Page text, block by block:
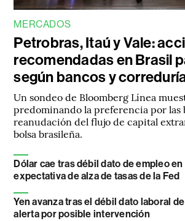
MERCADOS
Petrobras, Itaú y Vale:
recomendadas en Brasil
según bancos y
Un sondeo de Bloomberg Línea
predominando la preferencia por las
reanudación del flujo de capital
bolsa brasileña.
Dólar cae tras débil dato de empleo en
expectativa de alza de tasas de la Fed
Yen avanza tras el débil dato laboral
alerta por posible intervención